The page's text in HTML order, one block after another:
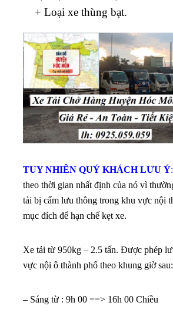
+ Loại xe thùng bạt.
TUY NHIÊN QUÝ KHÁCH LƯU Ý:
theo thời gian nhất định của nó vì
tải bị cấm lưu thông trong khu vực nội
mục đích để hạn chế kẹt xe.
Xe tải từ 950kg – 2.5 tấn. Được phép
vực nội ô thành phố theo khung giờ sau:
– Sáng từ : 9h 00 ==> 16h 00 Chiều